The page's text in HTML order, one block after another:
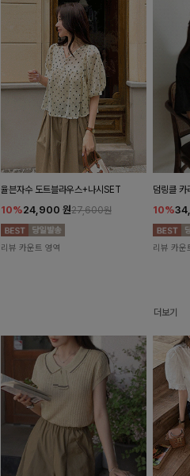
율븐자수 도트블라우스+나시SET
10%24,900 원27,600원
리뷰 카운트 영역
덤링클 카
10%
리뷰 카운
더보기